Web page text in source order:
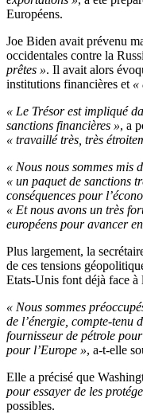
Européens.
Joe Biden avait prévenu
occidentales contre la
prêtes ». Il avait alors
institutions financières et «
« Le Trésor est impliqué
sanctions financières », a
« travaillé très, très
« Nous nous sommes mis
« un paquet de sanctions
conséquences pour
« Et nous avons un très
européens pour avancer
Plus largement, la
de ces tensions
Etats-Unis font déjà face
« Nous sommes
de l’énergie, compte-tenu
fournisseur de pétrole
pour l’Europe », a-t-elle
Elle a précisé que
pour essayer de les
possibles.